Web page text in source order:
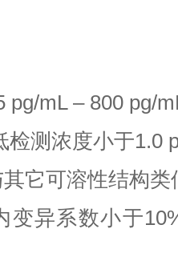
pg/mL –800 pg/
检测浓度小于1.0
它可溶性结构类
变异系数小于10